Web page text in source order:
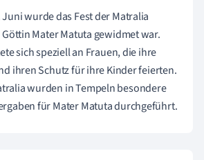
Juni wurde das Fest der Matralia
Mater Matuta gewidmet war.
sich speziell an Frauen, die ihre
ihren Schutz für ihre Kinder feierten.
wurden in Tempeln besondere
für Mater Matuta durchgeführt.